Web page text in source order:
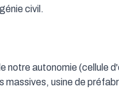
civil.
notre autonomie (cellule
usine de